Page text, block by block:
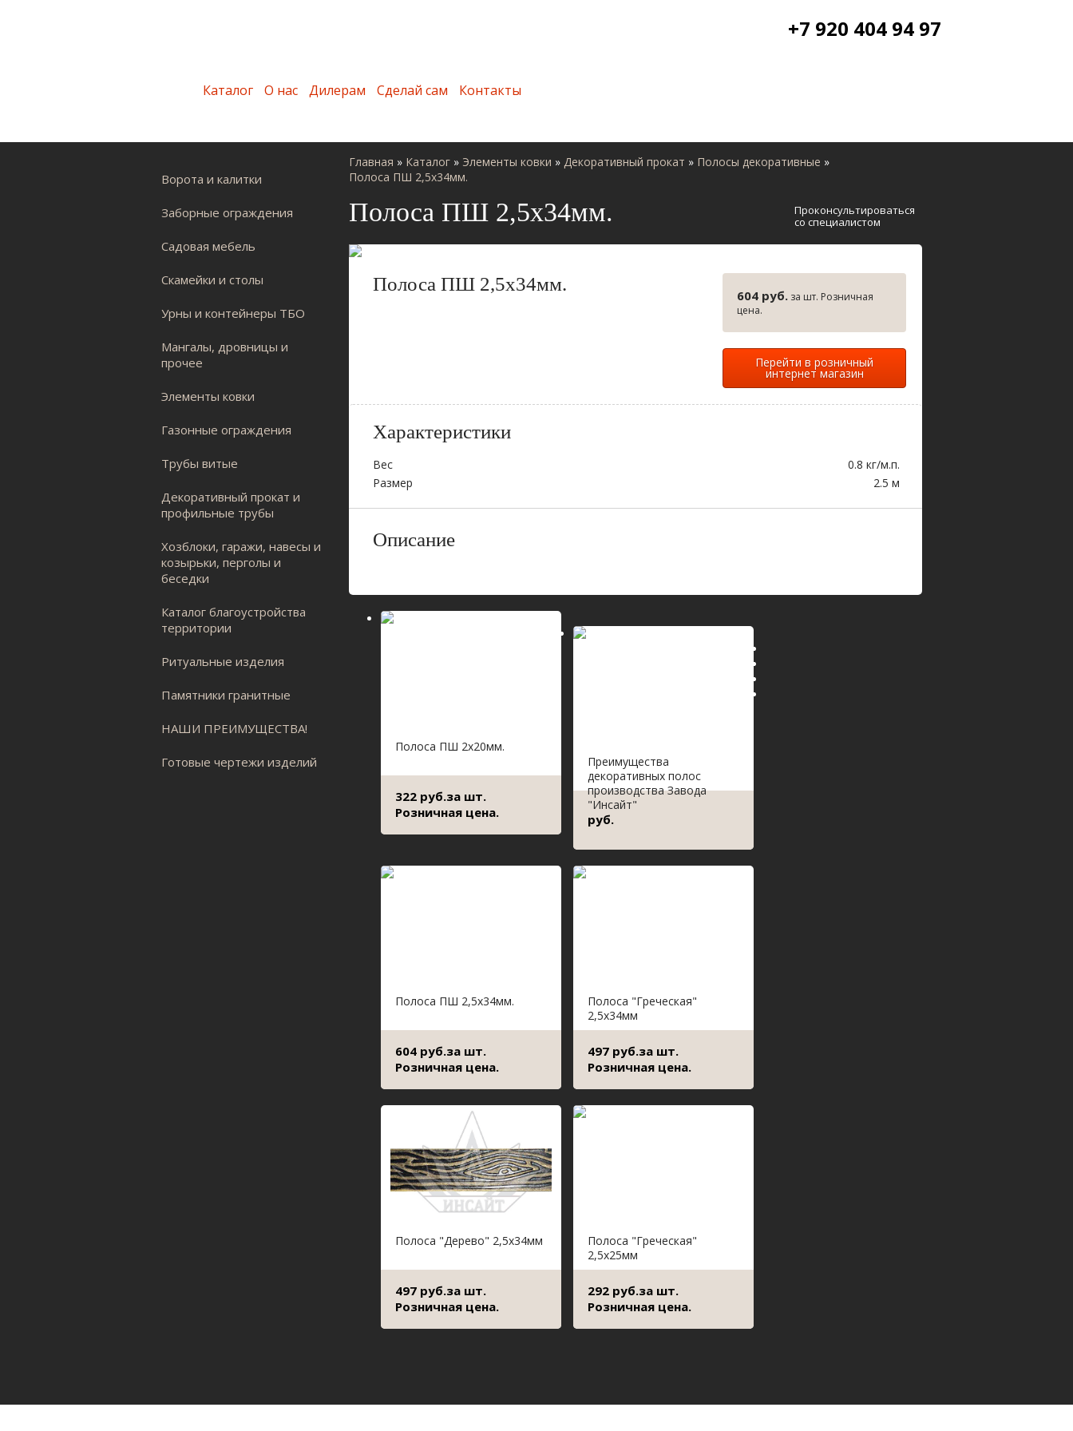
+7 920 404 94 97
Каталог О нас Дилерам Сделай сам Контакты
Ворота и калитки
Заборные ограждения
Садовая мебель
Скамейки и столы
Урны и контейнеры ТБО
Мангалы, дровницы и
прочее
Элементы ковки
Газонные ограждения
Трубы витые
Декоративный прокат и
профильные трубы
Хозблоки, гаражи, навесы и
козырьки, перголы и
беседки
Каталог благоустройства
территории
Ритуальные изделия
Памятники гранитные
НАШИ ПРЕИМУЩЕСТВА!
Готовые чертежи изделий
Главная » Каталог » Элементы ковки » Декоративный прокат » Полосы декоративные »
Полоса ПШ 2,5х34мм.
Полоса ПШ 2,5х34мм.
Проконсультироваться
со специалистом
Полоса ПШ 2,5х34мм.
604 руб. за шт. Розничная
цена.
Перейти в розничный
интернет магазин
Характеристики
Вес
0.8 кг/м.п.
Размер
2.5 м
Описание
Полоса ПШ 2х20мм.
322 руб.за шт.
Розничная цена.
Преимущества
декоративных полос
производства Завода
"Инсайт"
руб.
Полоса ПШ 2,5х34мм.
604 руб.за шт.
Розничная цена.
Полоса "Греческая"
2,5х34мм
497 руб.за шт.
Розничная цена.
Полоса "Дерево" 2,5х34мм
497 руб.за шт.
Розничная цена.
Полоса "Греческая"
2,5х25мм
292 руб.за шт.
Розничная цена.